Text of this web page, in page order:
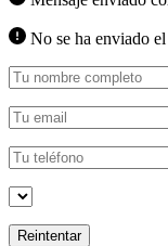
No se ha enviado
Reintentar